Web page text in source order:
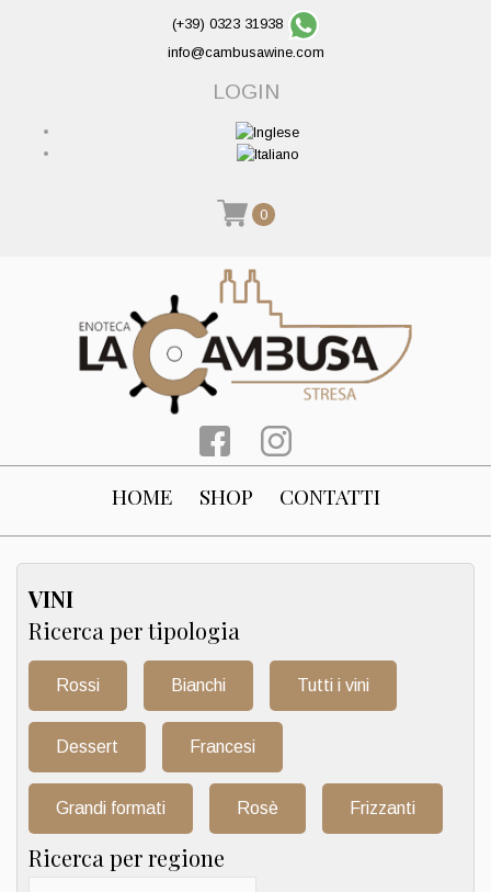
(+39) 0323 31938
info@cambusawine.com
LOGIN
0
HOME SHOP CONTATTI
VINI
Ricerca per tipologia
Rossi Bianchi Tutti i vini
Dessert Francesi
Grandi formati Rosè Frizzanti
Ricerca per regione